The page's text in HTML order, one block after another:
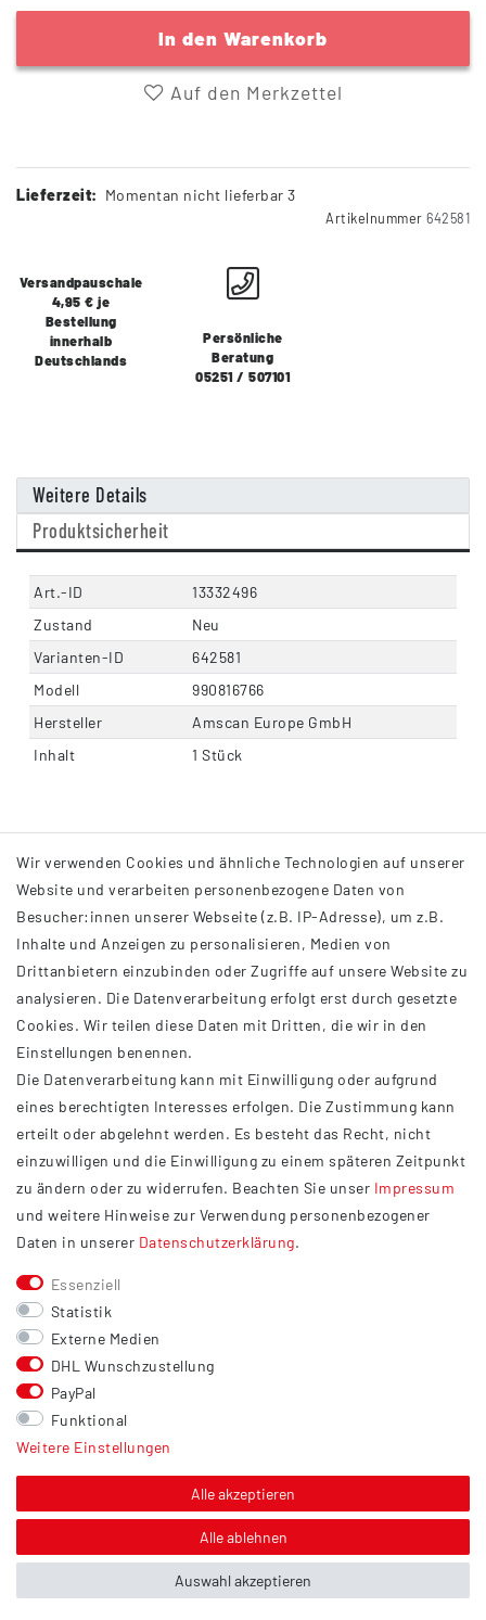
In den Warenkorb
Auf den Merkzettel
Lieferzeit: Momentan nicht lieferbar 3
Artikelnummer 642581
Versandpauschale
4,95 € je
Bestellung
innerhalb
Deutschlands
Persönliche
Beratung
05251 / 507101
Weitere Details
Produktsicherheit
Art.-ID
13332496
Zustand
Neu
Varianten-ID
642581
Modell
990816766
Hersteller
Amscan Europe GmbH
Inhalt
1 Stück
INFORMATIONEN
AGB
Impressum
Datenschutzerklärung
Widerrufsrecht
Barrierefreiheit
Service
Kontakt
Versand
Zahlung
Vertrag widerrufen
Sonstiges
Hinweis zur Entsorgung von Altbatterien & Altöl
Über uns
Wir verwenden Cookies und ähnliche Technologien auf unserer
Website und verarbeiten personenbezogene Daten von
Besucher:innen unserer Webseite (z.B. IP-Adresse), um z.B.
Inhalte und Anzeigen zu personalisieren, Medien von
Drittanbietern einzubinden oder Zugriffe auf unsere Website zu
analysieren. Die Datenverarbeitung erfolgt erst durch gesetzte
Cookies. Wir teilen diese Daten mit Dritten, die wir in den
Einstellungen benennen.
Die Datenverarbeitung kann mit Einwilligung oder aufgrund
eines berechtigten Interesses erfolgen. Die Zustimmung kann
erteilt oder abgelehnt werden. Es besteht das Recht, nicht
einzuwilligen und die Einwilligung zu einem späteren Zeitpunkt
zu ändern oder zu widerrufen. Beachten Sie unser Impressum
und weitere Hinweise zur Verwendung personenbezogener
Daten in unserer Daten­schutz­erklärung.
Essenziell
Statistik
Externe Medien
DHL Wunschzustellung
PayPal
Funktional
Weitere Einstellungen
Alle akzeptieren
Alle ablehnen
Auswahl akzeptieren